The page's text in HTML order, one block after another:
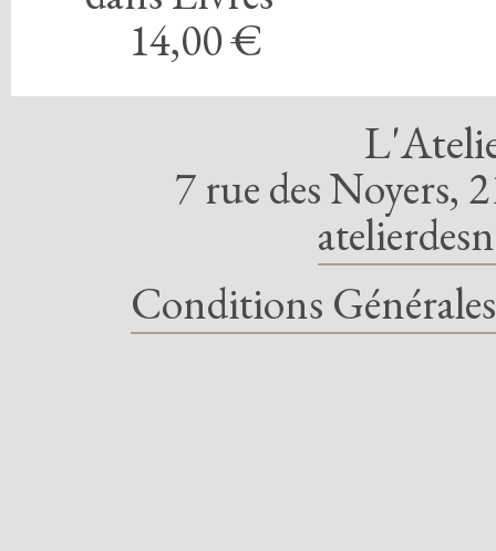
14,00 €
7 rue des Noyers,
Conditions